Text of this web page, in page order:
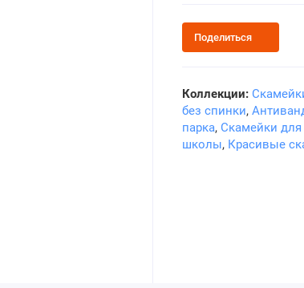
Поделиться
Коллекции:
без спинки,
парка, Скамейки
школы, Красивые